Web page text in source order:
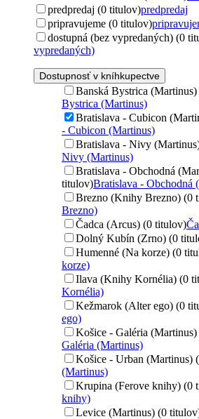
predpredaj (0 titulov)predpredaj
pripravujeme (0 titulov)
dostupná (bez vypredaných) (0
vypredaných)
Dostupnosť v kníhkupectve
Banská Bystrica
Bystrica (Martinus)
Bratislava - Cubicon
- Cubicon (Martinus)
Bratislava - Nivy
Nivy (Martinus)
Bratislava - Obchodná
titulov)Bratislava - Obchodná
Brezno (Knihy Brezno) (0
Brezno)
Čadca (Arcus) (0 titulov)
Dolný Kubín (Zrno) (0
Humenné (Na korze) (0
korze)
Ilava (Knihy Kornélia) (0
Kornélia)
Kežmarok (Alter ego) (0
ego)
Košice - Galéria
Galéria (Martinus)
Košice - Urban (Martinus)
(Martinus)
Krupina (Ferove knihy) (0
knihy)
Levice (Martinus) (0